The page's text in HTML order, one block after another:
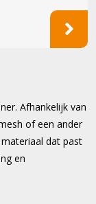
Afhankelijk van
of een ander
dat past
en